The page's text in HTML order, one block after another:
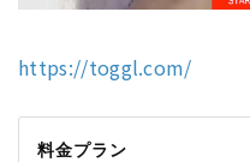
https://toggl.com/
料金プラン